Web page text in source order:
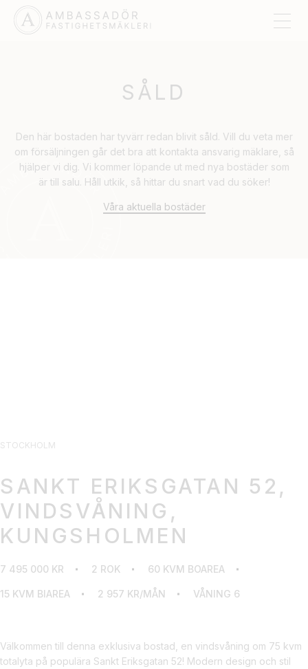
SÅLD
Den här bostaden har tyvärr redan blivit såld. Vill du veta mer
om försäljningen går det bra att kontakta ansvarig mäklare, så
hjälper vi dig. Vi kommer löpande ut med nya bostäder som
är till salu. Håll utkik, så hittar du snart vad du söker!
Våra aktuella bostäder
STOCKHOLM
SANKT ERIKSGATAN 52,
VINDSVÅNING,
KUNGSHOLMEN
7 495 000 KR 2 ROK 60 KVM BOAREA
15 KVM BIAREA 2 957 KR/MÅN VÅNING 6
Välkommen till denna exklusiva bostad, en vindsvåning om 75 kvm
totalyta på populära Sankt Eriksgatan 52! Modern design och stil